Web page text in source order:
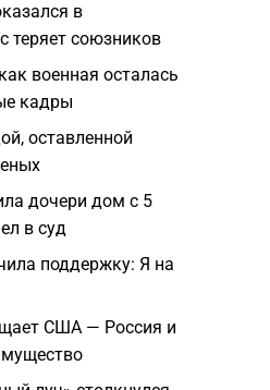
в
теряет союзников
военная осталась
кадры
оставленной
дочери дом с 5
в суд
поддержку: Я на
США — Россия и